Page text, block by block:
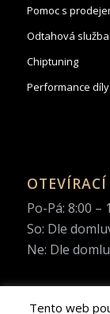
Pomoc s
Odtahová služba
Chiptuning
Performance díly
Po-Pá: 8:00 –
So: Dle
Ne: Dle
Tento web